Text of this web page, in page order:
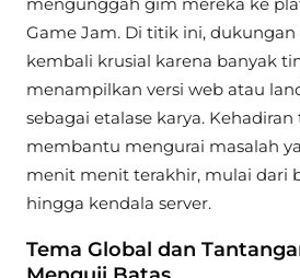
Game Jam. Di titik ini, dukungan
kembali krusial karena banyak
menampilkan versi web atau
sebagai etalase karya.
membantu mengurai masalah
menit menit terakhir, mulai dari
hingga kendala server.
Tema Global dan